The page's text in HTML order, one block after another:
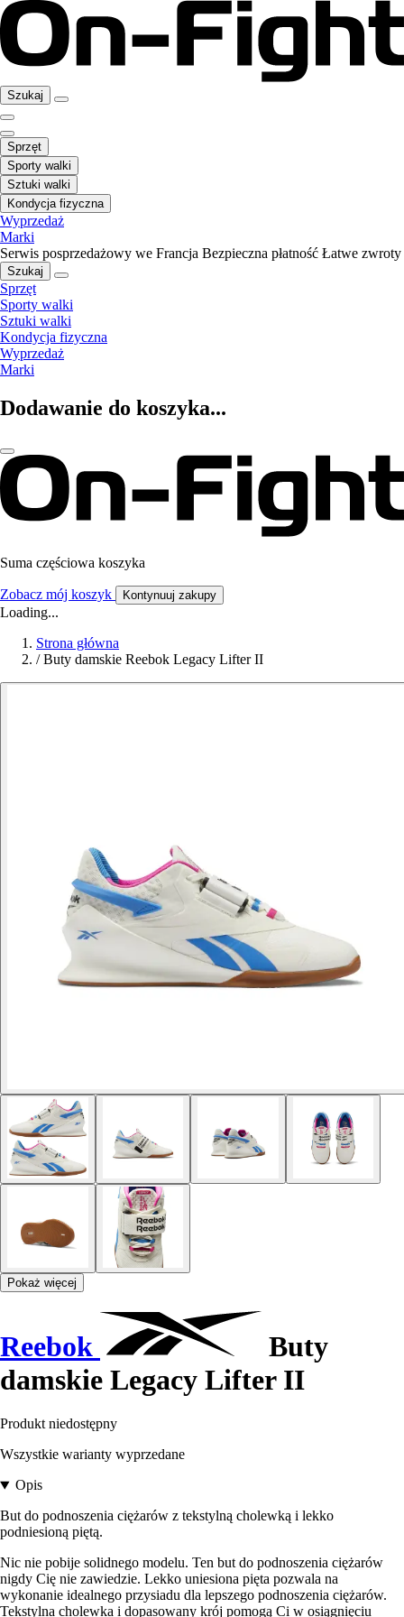
Szukaj
Sprzęt
Sporty walki
Sztuki walki
Kondycja fizyczna
Wyprzedaż
Marki
Serwis posprzedażowy we Francja Bezpieczna płatność Łatwe zwroty
Szukaj
Sprzęt
Sporty walki
Sztuki walki
Kondycja fizyczna
Wyprzedaż
Marki
Dodawanie do koszyka...
Suma częściowa koszyka
Zobacz mój koszyk Kontynuuj zakupy
Loading...
Strona główna
/ Buty damskie Reebok Legacy Lifter II
Pokaż więcej
Reebok
Buty
damskie Legacy Lifter II
Produkt niedostępny
Wszystkie warianty wyprzedane
Opis
But do podnoszenia ciężarów z tekstylną cholewką i lekko
podniesioną piętą.
Nic nie pobije solidnego modelu. Ten but do podnoszenia ciężarów
nigdy Cię nie zawiedzie. Lekko uniesiona pięta pozwala na
wykonanie idealnego przysiadu dla lepszego podnoszenia ciężarów.
Tekstylna cholewka i dopasowany krój pomogą Ci w osiągnięciu